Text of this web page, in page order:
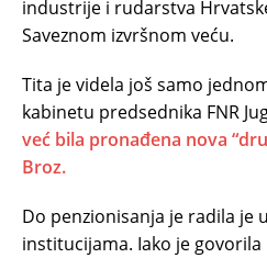
industrije i rudarstva
Saveznom izvršnom veću.
Tita je videla još samo
kabinetu predsednika FNR
već bila pronađena nova
Broz.
Do penzionisanja je radila je
institucijama. Iako je